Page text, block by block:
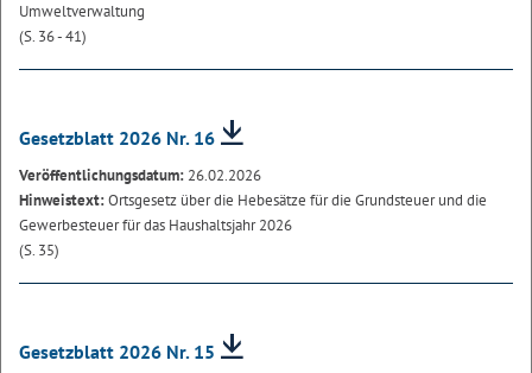
Umweltverwaltung
(S. 36 - 41)
Gesetzblatt 2026 Nr. 16
Veröffentlichungsdatum: 26.02.2026
Hinweistext:Ortsgesetz über die Hebesätze für die Grundsteuer und die
Gewerbesteuer für das Haushaltsjahr 2026
(S. 35)
Gesetzblatt 2026 Nr. 15